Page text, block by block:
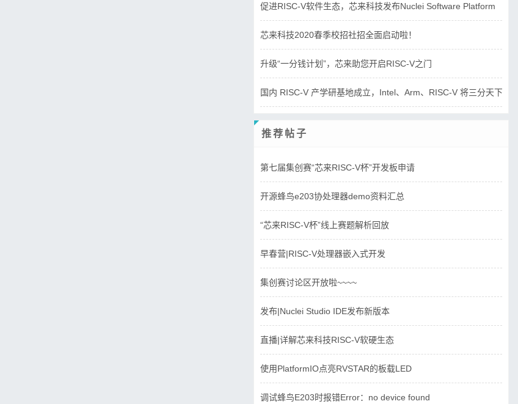
促进RISC-V软件生态，芯来科技发布Nuclei Software Platform
芯来科技2020春季校招社招全面启动啦！
升级“一分钱计划”，芯来助您开启RISC-V之门
国内 RISC-V 产学研基地成立，Intel、Arm、RISC-V 将三分天下？
推荐帖子
第七届集创赛“芯来RISC-V杯”开发板申请
开源蜂鸟e203协处理器demo资料汇总
“芯来RISC-V杯”线上赛题解析回放
早春营|RISC-V处理器嵌入式开发
集创赛讨论区开放啦~~~~
发布|Nuclei Studio IDE发布新版本
直播|详解芯来科技RISC-V软硬生态
使用PlatformIO点亮RVSTAR的板载LED
调试蜂鸟E203时报错Error：no device found